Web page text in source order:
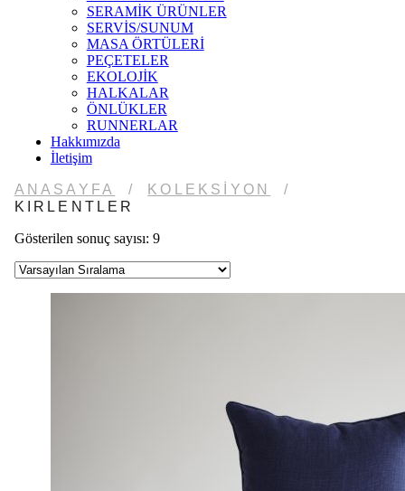
SERAMİK ÜRÜNLER
SERVİS/SUNUM
MASA ÖRTÜLERİ
PEÇETELER
EKOLOJİK
HALKALAR
ÖNLÜKLER
RUNNERLAR
Hakkımızda
İletişim
ANASAYFA / KOLEKSIYON
/
KIRLENTLER
Gösterilen sonuç sayısı: 9